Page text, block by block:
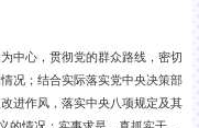
心，贯彻党的群众路线，密切
况；结合实际落实党中央决策部
进作风，落实中央八项规定及其